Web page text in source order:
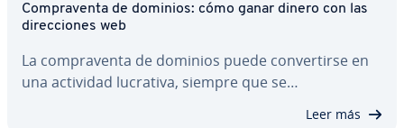
Co­m­pra­ve­n­ta de dominios: cómo ganar dinero con las
di­re­c­cio­nes web
La co­m­pra­ve­n­ta de dominios puede co­n­ve­r­ti­r­se en
una actividad lucrativa, siempre que se…
Leer más